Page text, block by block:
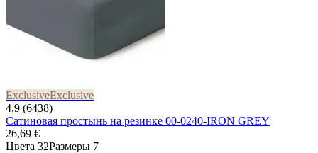
ExclusiveExclusive
4,9 (6438)
Сатиновая простынь на резинке 00-0240-IRON GREY
26,69 €
Цвета 32Размеры 7